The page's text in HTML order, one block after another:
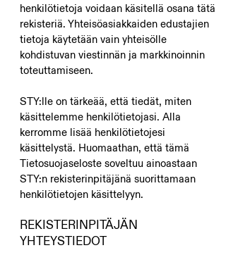
henkilötietoja voidaan käsitellä osana tätä
rekisteriä. Yhteisöasiakkaiden edustajien
tietoja käytetään vain yhteisölle
kohdistuvan viestinnän ja markkinoinnin
toteuttamiseen.
STY:lle on tärkeää, että tiedät, miten
käsittelemme henkilötietojasi. Alla
kerromme lisää henkilötietojesi
käsittelystä. Huomaathan, että tämä
Tietosuojaseloste soveltuu ainoastaan
STY:n rekisterinpitäjänä suorittamaan
henkilötietojen käsittelyyn.
REKISTERINPITÄJÄN
YHTEYSTIEDOT